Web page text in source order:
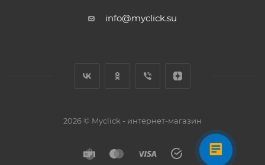
info@myclick.su
2026 © Myclick - интернет-магазин